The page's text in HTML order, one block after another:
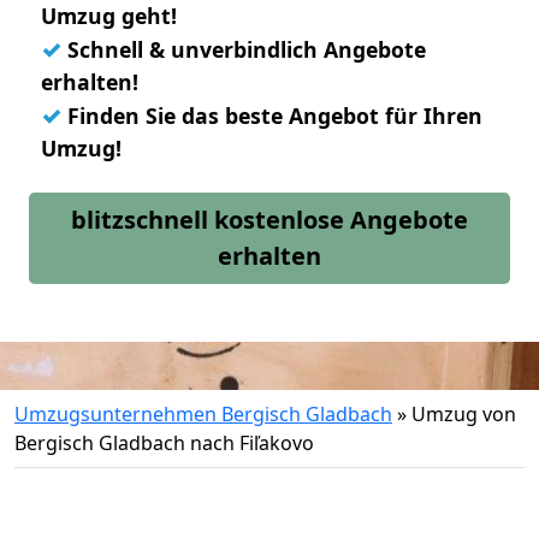
Umzug geht!
✓ Schnell & unverbindlich Angebote
erhalten!
✓ Finden Sie das beste Angebot für Ihren
Umzug!
blitzschnell kostenlose Angebote
erhalten
Umzugsunternehmen Bergisch Gladbach » Umzug von
Bergisch Gladbach nach Fiľakovo